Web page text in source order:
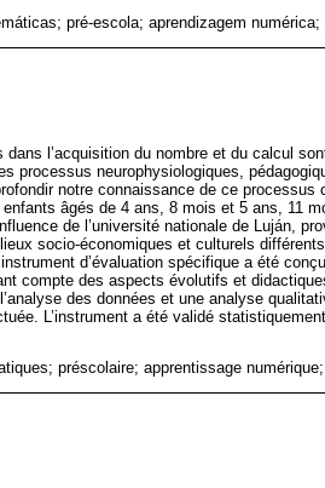
pré-escola; aprendizagem
l’acquisition du nombre et du calcul
processus neurophysiologiques,
notre connaissance de ce processus
âgés de 4 ans, 8 mois et 5 ans, 11
de l’université nationale de Luján,
socio-économiques et culturels
d’évaluation spécifique a été
compte des aspects évolutifs et
des données et une analyse
L’instrument a été validé
préscolaire; apprentissage